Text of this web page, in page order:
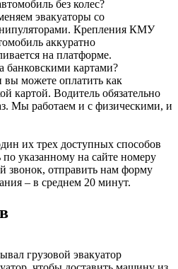
без колес?
эвакуаторы со
Крепления КМУ
аккуратно
на платформе.
банковскими картами?
вы можете оплатить как
картой. Водитель обязательно
Мы работаем и с физическими, и
их трех доступных способов
по указанному на сайте номеру
звонок, отправить нам форму
– в среднем 20 минут.
грузовой эвакуатор